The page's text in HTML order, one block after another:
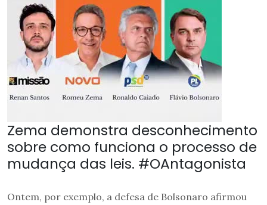
Zema demonstra desconhecimento
sobre como funciona o processo de
mudança das leis. #OAntagonista
Ontem, por exemplo, a defesa de Bolsonaro afirmou